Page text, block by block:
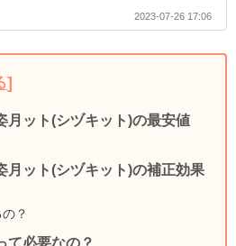
2023-07-26 17:06
]
月ット(シヅキット)の最安値
月ット(シヅキット)の補正効果
？